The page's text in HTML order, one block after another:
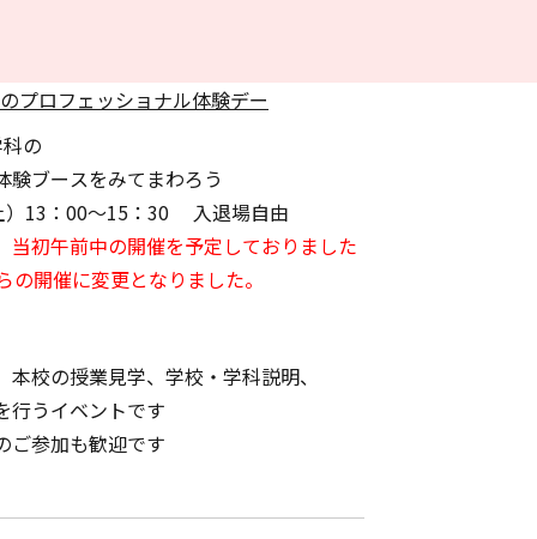
プロフェッショナル体験デー
の
験ブースをみてまわろう
）13：00～15：30 入退場自由
当初午前中の開催を予定しておりました
の開催に変更となりました。
校の授業見学、 学校・学科説明、
行うイベントです
ご参加も歓迎です